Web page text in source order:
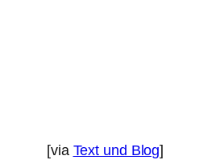
[via Text und Blog]